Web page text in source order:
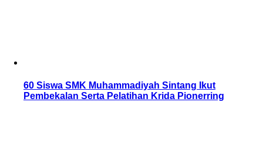
60 Siswa SMK Muhammadiyah Sintang Ikut
Pembekalan Serta Pelatihan Krida Pionerring